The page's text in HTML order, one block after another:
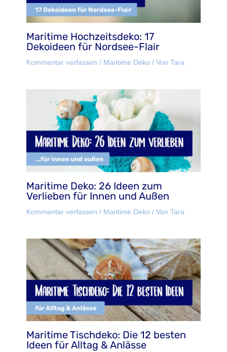
Maritime Hochzeitsdeko: 17
Dekoideen für Nordsee-Flair
Kommentar verfassen / Maritime Deko / Von Tara
Maritime Deko: 26 Ideen zum
Verlieben für Innen und Außen
Kommentar verfassen / Maritime Deko / Von Tara
Maritime Tischdeko: Die 12 besten
Ideen für Alltag & Anlässe